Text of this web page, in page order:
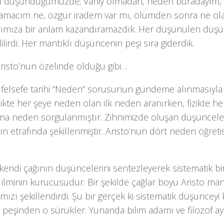
ne, özgür iradem var mı, ölümden sonra ne
bir anlam kazandıramazdık. Her düşünülen
Her mantıklı düşüncenin peşi sıra giderdik.
özelinde olduğu gibi…
tarihi “Neden” sorusunun gündeme alınmasıyla
her şeye neden olan ilk neden aranırken, fizikte
neden sorgulanmıştır. Zihnimizde oluşan
etrafında şekillenmiştir. Aristo’nun dört neden
çağının düşüncelerini sentezleyerek sistematik
ilminin kurucusudur. Bir şekilde çağlar boyu Aristo
şekillendirdi. Şu bir gerçek ki sistematik
o sürükler. Yunanda bilim adamı ve filozof